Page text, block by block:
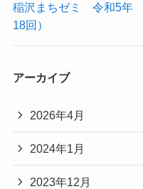
稲沢まちゼミ 令和5年
18回）
アーカイブ
2026年4月
2024年1月
2023年12月